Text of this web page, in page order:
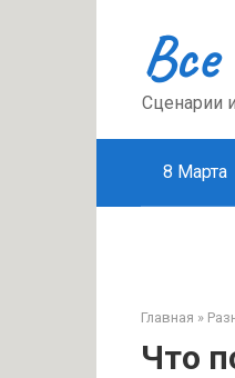
Сценарии
8 Марта
Главная »
Что